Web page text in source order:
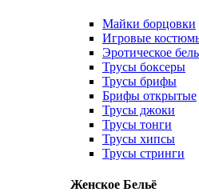
Майки борцовки
Игровые
Эротическое
Трусы боксеры
Трусы брифы
Брифы открытые
Трусы джоки
Трусы тонги
Трусы хипсы
Трусы стринги
Женское Бельё